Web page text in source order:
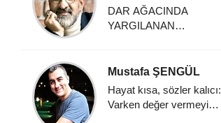
DAR AĞACINDA
YARGILANAN
Mustafa ŞENGÜL
Hayat kısa, sözler kalıcı:
Varken değer vermeyi